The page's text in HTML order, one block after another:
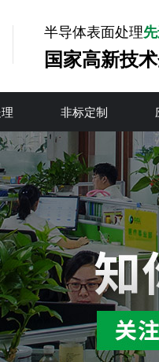
半导体表面处理
国家高新技
非标定制